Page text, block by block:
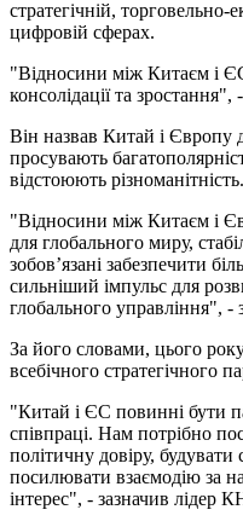
стратегічній, торговельно-
цифровій сферах.
"Відносини між Китаєм і
консолідації та
Він назвав Китай і
просувають
відстоюють різноманітність.
"Відносини між Китаєм і
для глобального миру,
зобов’язані забезпечити
сильніший імпульс для
глобального управління", -
За його словами, цього
всебічного стратегічного
"Китай і ЄС повинні бути
співпраці. Нам потрібно
політичну довіру, будувати
посилювати взаємодію за
інтерес", - зазначив лідер